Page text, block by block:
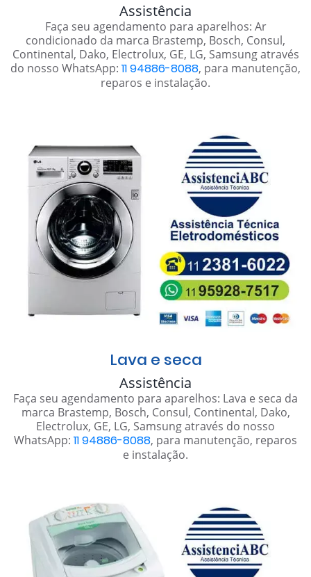
Assistência
Faça seu agendamento para aparelhos: Ar
condicionado da marca Brastemp, Bosch, Consul,
Continental, Dako, Electrolux, GE, LG, Samsung através
do nosso WhatsApp: 11 94886-8088, para manutenção,
reparos e instalação.
Lava e seca
Assistência
Faça seu agendamento para aparelhos: Lava e seca da
marca Brastemp, Bosch, Consul, Continental, Dako,
Electrolux, GE, LG, Samsung através do nosso
WhatsApp: 11 94886-8088, para manutenção, reparos
e instalação.